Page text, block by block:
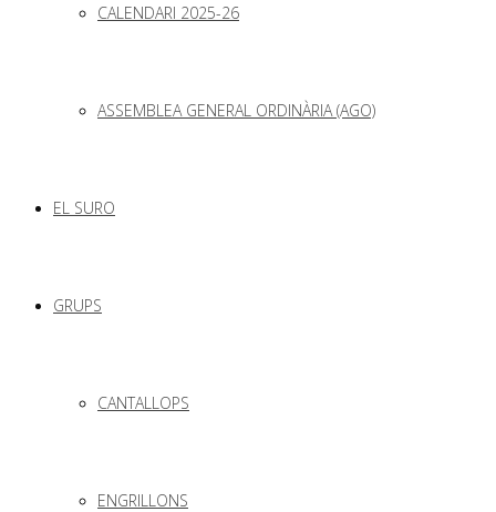
CALENDARI 2025-26
ASSEMBLEA GENERAL ORDINÀRIA (AGO)
EL SURO
GRUPS
CANTALLOPS
ENGRILLONS